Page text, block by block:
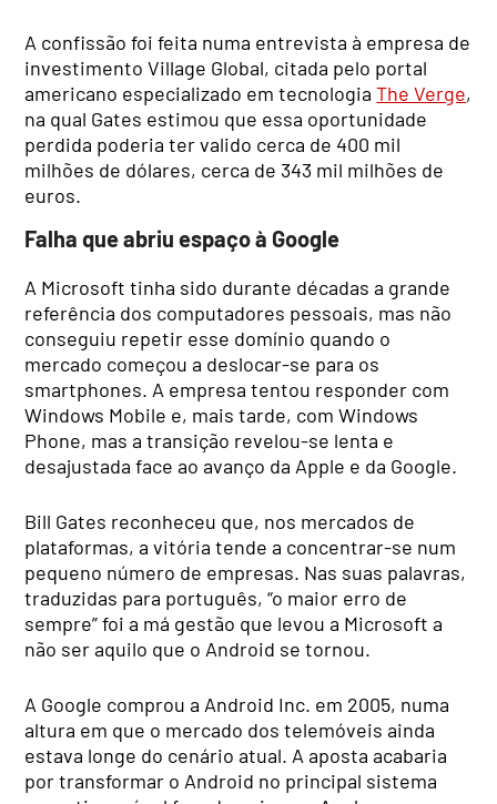
A confissão foi feita numa entrevista à empresa de
investimento Village Global, citada pelo portal
americano especializado em tecnologiaThe Verge,
na qual Gates estimou que essa oportunidade
perdida poderia ter valido cerca de 400 mil
milhões de dólares, cerca de 343 mil milhões de
euros.
Falha que abriu espaço à Google
A Microsoft tinha sido durante décadas a grande
referência dos computadores pessoais, mas não
conseguiu repetir esse domínio quando o
mercado começou a deslocar-se para os
smartphones. A empresa tentou responder com
Windows Mobile e, mais tarde, com Windows
Phone, mas a transição revelou-se lenta e
desajustada face ao avanço da Apple e da Google.
Bill Gates reconheceu que, nos mercados de
plataformas, a vitória tende a concentrar-se num
pequeno número de empresas. Nas suas palavras,
traduzidas para português, “o maior erro de
sempre” foi a má gestão que levou a Microsoft a
não ser aquilo que o Android se tornou.
A Google comprou a Android Inc. em 2005, numa
altura em que o mercado dos telemóveis ainda
estava longe do cenário atual. A aposta acabaria
por transformar o Android no principal sistema